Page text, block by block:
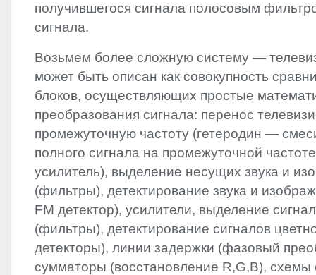
получившегося сигнала полосовым
сигнала.
Возьмем более сложную систему —
может быть описан как совокупность
блоков, осуществляющих простые
преобразования сигнала: перенос
промежуточную частоту (гетеродин —
полного сигнала на промежуточной
усилитель), выделение несущих звука и
(фильтры), детектирование звука и
FM детектор), усилители, выделение
(фильтры), детектирование сигналов
детекторы), линии задержки (фазовый
сумматоры (восстановление R,G,B), схемы